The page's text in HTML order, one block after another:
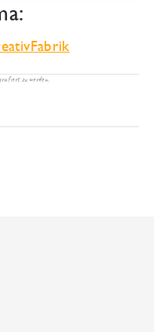
zu werden.